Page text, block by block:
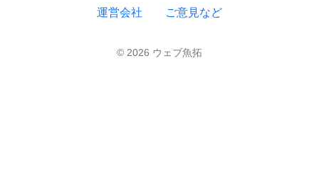
運営会社 ご意見など
© 2026 ウェブ魚拓